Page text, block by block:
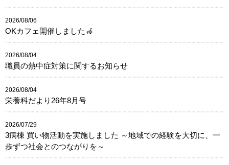
2026/08/06
OKカフェ開催しました🦽
2026/08/04
職員の熱中症対策に関するお知らせ
2026/08/04
栄養科だより26年8月号
2026/07/29
3病棟 買い物活動を実施しました ～地域での経験を大切に、一
歩ずつ社会とのつながりを～